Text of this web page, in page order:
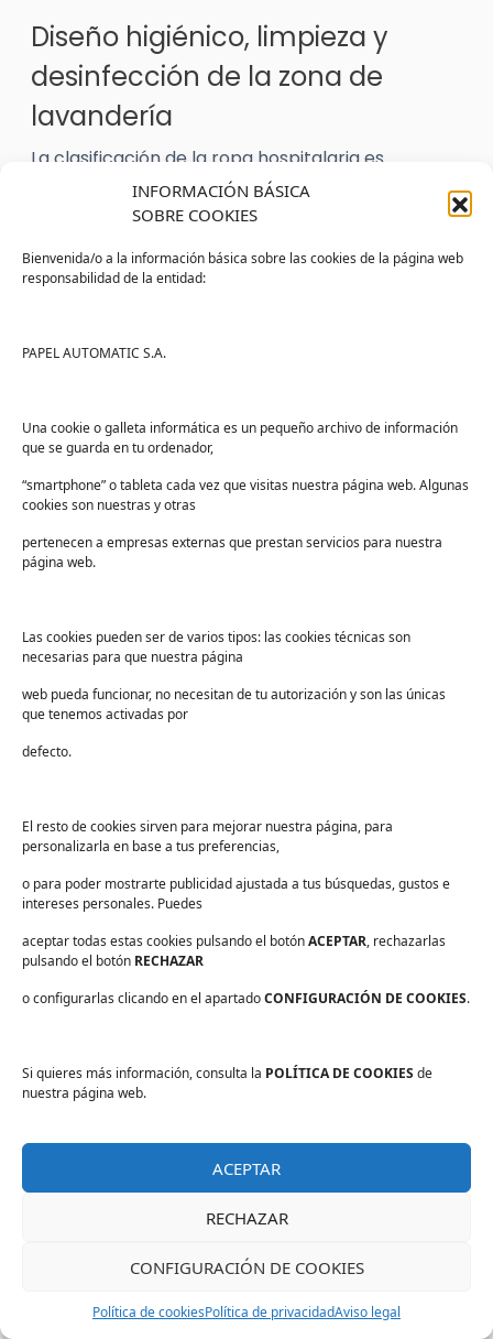
INFORMACIÓN BÁSICA
SOBRE COOKIES
Bienvenida/o a la información básica sobre las cookies de la página web
responsabilidad de la entidad:
PAPEL AUTOMATIC S.A.
Una cookie o galleta informática es un pequeño archivo de información
que se guarda en tu ordenador,
“smartphone” o tableta cada vez que visitas nuestra página web. Algunas
cookies son nuestras y otras
pertenecen a empresas externas que prestan servicios para nuestra
página web.
Las cookies pueden ser de varios tipos: las cookies técnicas son
necesarias para que nuestra página
web pueda funcionar, no necesitan de tu autorización y son las únicas
que tenemos activadas por
defecto.
El resto de cookies sirven para mejorar nuestra página, para
personalizarla en base a tus preferencias,
o para poder mostrarte publicidad ajustada a tus búsquedas, gustos e
intereses personales. Puedes
aceptar todas estas cookies pulsando el botónACEPTAR, rechazarlas
pulsando el botón RECHAZAR
o configurarlas clicando en el apartadoCONFIGURACIÓN DE COOKIES.
Si quieres más información, consulta la POLÍTICA DE COOKIES de
nuestra página web.
ACEPTAR
RECHAZAR
CONFIGURACIÓN DE COOKIES
Política de cookiesPolítica de privacidadAviso legal
Diseño higiénico, limpieza y
desinfección de la zona de
lavandería
La clasificación de la ropa hospitalaria es
esencial para prevenir problemas de
contaminación cruzada.
Para que esta acción sea más sencilla, es
conveniente que el espacio de lavandería
fácilmente lavables).
debe llevarse a cabo con bastante frecuencia,
prestandoespecial atención al punto
destinado para clasificar la ropa sucia.
La importancia de usar
productos de lavandería
La ropa hospitalaria sufre un gran desgaste
durante los constantes procesos de lavado en la
lavandería.
Las altas temperaturas a las que se somete,
provocar un deterioro temprano de los
tejidos
Para evitar que esto pase, se recomienda
apostar por detergentes capaces de acabar
con las manchas más difíciles
y mantener a
una formulación respetuosa con los tejidos.
El eterno debate: ¿Detergentes
en polvo o detergentes
líquidos?
Cuando hablamos de detergentes en cualquier
mejor usar detergentes en polvo o en formato
Los detergentes en polvo son los más